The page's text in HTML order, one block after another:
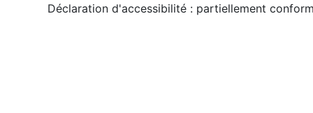
Déclaration d'accessibilité : partiellement